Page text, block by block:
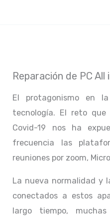
Reparación de PC All
El protagonismo en
tecnología. El reto que
Covid-19 nos ha
frecuencia las
reuniones por zoom,
La nueva normalidad y
conectados a estos
largo tiempo,